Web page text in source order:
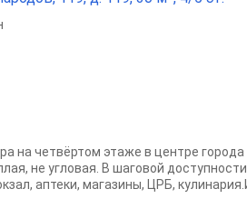
на четвёртом этаже в центре
не угловая. В шаговой
аптеки, магазины, ЦРБ,